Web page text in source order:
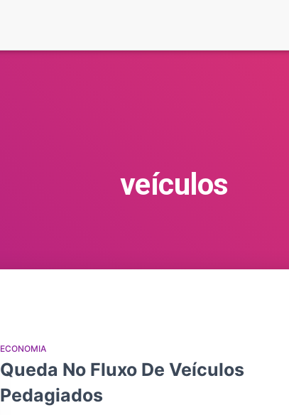
veículos
ECONOMIA
Queda No Fluxo De Veículos
Pedagiados